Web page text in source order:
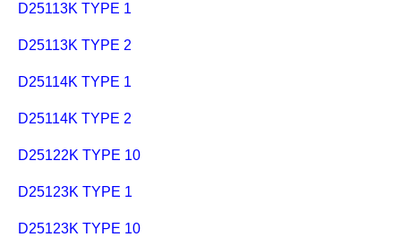
D25113K TYPE 1
D25113K TYPE 2
D25114K TYPE 1
D25114K TYPE 2
D25122K TYPE 10
D25123K TYPE 1
D25123K TYPE 10